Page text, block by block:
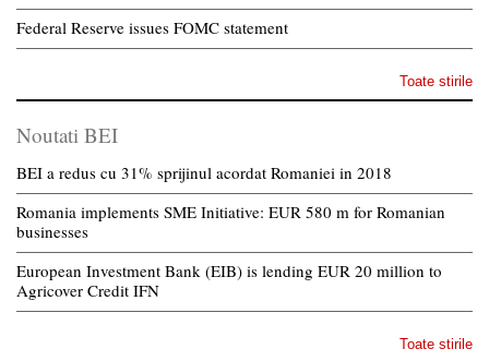
Federal Reserve issues FOMC statement
Toate stirile
Noutati BEI
BEI a redus cu 31% sprijinul acordat Romaniei in 2018
Romania implements SME Initiative: EUR 580 m for Romanian
businesses
European Investment Bank (EIB) is lending EUR 20 million to
Agricover Credit IFN
Toate stirile